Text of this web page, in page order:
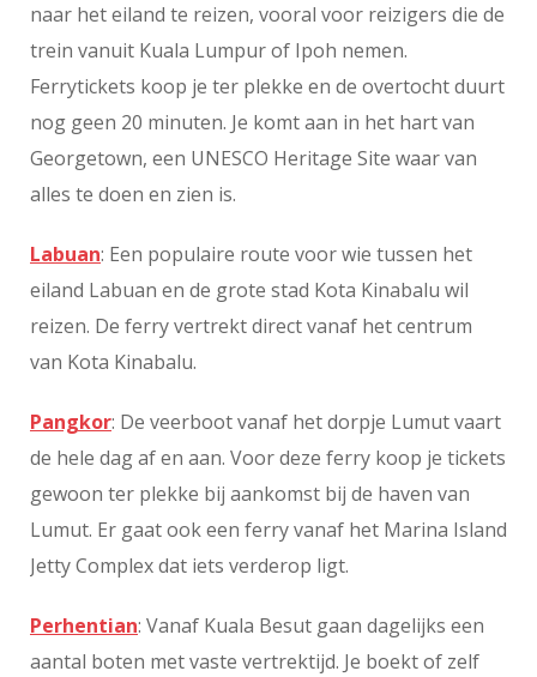
naar het eiland te reizen, vooral voor reizigers die de
trein vanuit Kuala Lumpur of Ipoh nemen.
Ferrytickets koop je ter plekke en de overtocht duurt
nog geen 20 minuten. Je komt aan in het hart van
Georgetown, een UNESCO Heritage Site waar van
alles te doen en zien is.
Labuan: Een populaire route voor wie tussen het
eiland Labuan en de grote stad Kota Kinabalu wil
reizen. De ferry vertrekt direct vanaf het centrum
van Kota Kinabalu.
Pangkor: De veerboot vanaf het dorpje Lumut vaart
de hele dag af en aan. Voor deze ferry koop je tickets
gewoon ter plekke bij aankomst bij de haven van
Lumut. Er gaat ook een ferry vanaf het Marina Island
Jetty Complex dat iets verderop ligt.
Perhentian: Vanaf Kuala Besut gaan dagelijks een
aantal boten met vaste vertrektijd. Je boekt of zelf